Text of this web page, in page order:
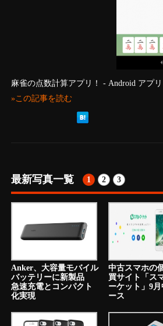
麻雀の点数計算アプリ！ - Android アプ
»この記事を読む
最新写真一覧 1 2 3
Anker、大容量モバイル
バッテリーに新製品
急速充電とコンパクト
化実現
中古スマホの
買サイト「ス
ーケット」9月
ース